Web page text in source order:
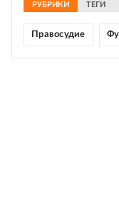
РУБРИКИ ТЕГИ
Правосудие